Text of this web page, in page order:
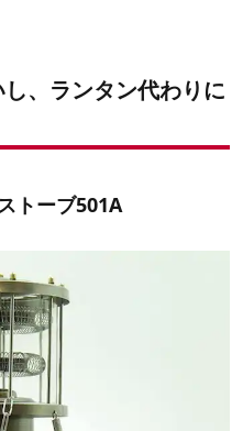
し、ランタン代わりに
トーブ501A